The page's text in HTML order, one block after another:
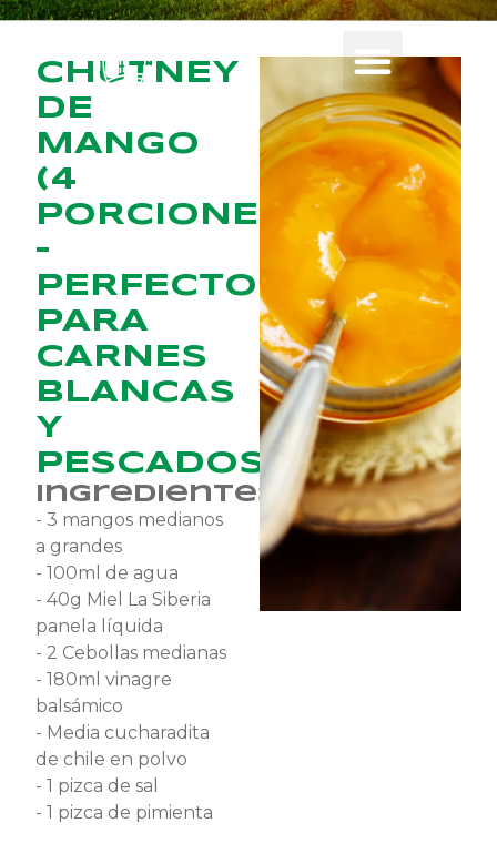
CHUTNEY
DE
MANGO
(4
PORCIONES)
–
PERFECTO
PARA
CARNES
BLANCAS
Y
PESCADOS
Ingredientes
- 3 mangos medianos
a grandes
- 100ml de agua
- 40g Miel La Siberia
panela líquida
- 2 Cebollas medianas
- 180ml vinagre
balsámico
- Media cucharadita
de chile en polvo
- 1 pizca de sal
- 1 pizca de pimienta